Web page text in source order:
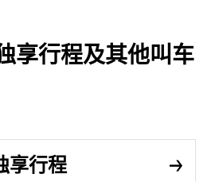
享行程及其他叫车
享行程